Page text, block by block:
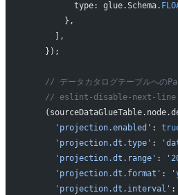
          type: glue.Schema.
        },
      ],
    });
// データカタログテーブルへの
// eslint-disable-next-
      'projection.enabled'
:
      'projection.dt.type'
:
      'projection.dt.range'
:
      'projection.dt.format'
:
      'projection.dt.interval'
: